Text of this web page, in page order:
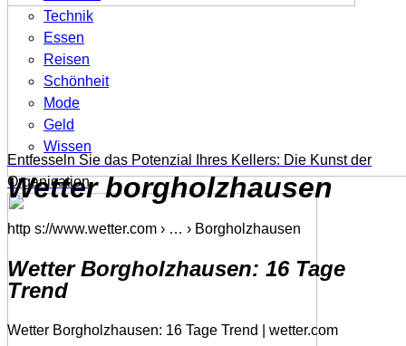
Entfesseln Sie das Potenzial Ihres Kellers: Die Kunst der
Organisation
Technik
Essen
Reisen
Schönheit
Mode
Geld
Wissen
Wetter borgholzhausen
http s://www.wetter.com › … › Borgholzhausen
Wetter Borgholzhausen: 16 Tage
Trend
Wetter Borgholzhausen: 16 Tage Trend | wetter.com